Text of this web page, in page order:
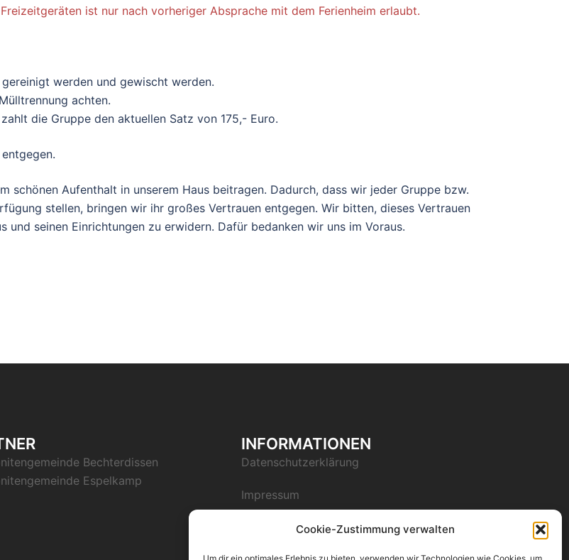
Cookie-Zustimmung verwalten
ist nur nach vorheriger Absprache mit dem Ferienheim erlaubt.
werden und gewischt werden.
achten.
die Gruppe den aktuellen Satz von 175,- Euro.
schönen Aufenthalt in unserem Haus beitragen. Dadurch, dass wir jeder Gruppe bzw.
stellen, bringen wir ihr großes Vertrauen entgegen. Wir bitten, dieses Vertrauen
seinen Einrichtungen zu erwidern. Dafür bedanken wir uns im Voraus.
Bechterdissen
Espelkamp
INFORMATIONEN
Datenschutzerklärung
Impressum